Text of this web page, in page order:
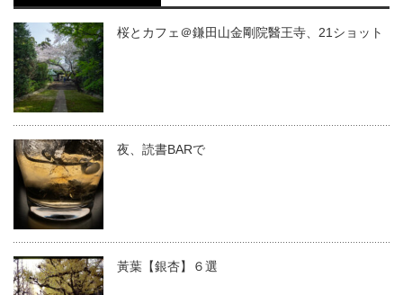
桜とカフェ＠鎌田山金剛院醫王寺、21ショット
夜、読書BARで
黃葉【銀杏】６選